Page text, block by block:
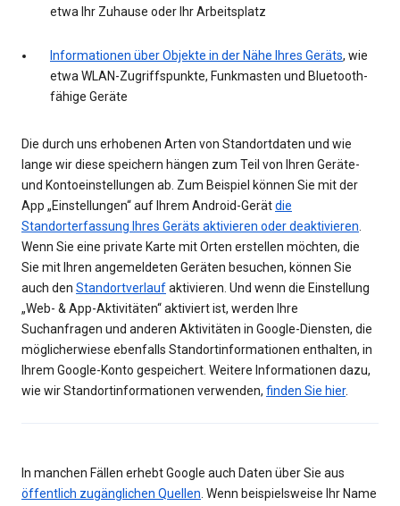
etwa Ihr Zuhause oder Ihr Arbeitsplatz
Informationen über Objekte in der Nähe Ihres Geräts, wie
etwa WLAN-Zugriffspunkte, Funkmasten und Bluetooth-
fähige Geräte
Die durch uns erhobenen Arten von Standortdaten und wie
lange wir diese speichern hängen zum Teil von Ihren Geräte-
und Kontoeinstellungen ab. Zum Beispiel können Sie mit der
App „Einstellungen“ auf Ihrem Android-Gerätdie
Standorterfassung Ihres Geräts aktivieren oder deaktivieren.
Wenn Sie eine private Karte mit Orten erstellen möchten, die
Sie mit Ihren angemeldeten Geräten besuchen, können Sie
auch den Standortverlaufaktivieren. Und wenn die Einstellung
„Web- & App-Aktivitäten“ aktiviert ist, werden Ihre
Suchanfragen und anderen Aktivitäten in Google-Diensten, die
möglicherwiese ebenfalls Standortinformationen enthalten, in
Ihrem Google-Konto gespeichert. Weitere Informationen dazu,
wie wir Standortinformationen verwenden, finden Sie hier.
In manchen Fällen erhebt Google auch Daten über Sie aus
öffentlich zugänglichen Quellen. Wenn beispielsweise Ihr Name